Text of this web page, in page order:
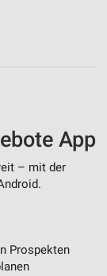
App
– mit der
Prospekten